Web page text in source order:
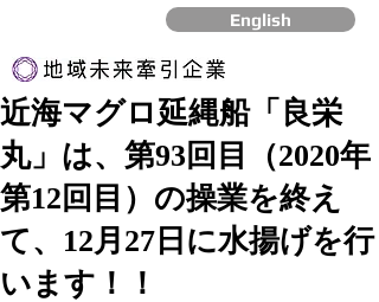
English
リンク
​2017年12月、経済産業省より認定されました
近海マグロ延縄船「良栄
丸」は、第93回目（2020年
第12回目）の操業を終え
て、12月27日に水揚げを行
います！！